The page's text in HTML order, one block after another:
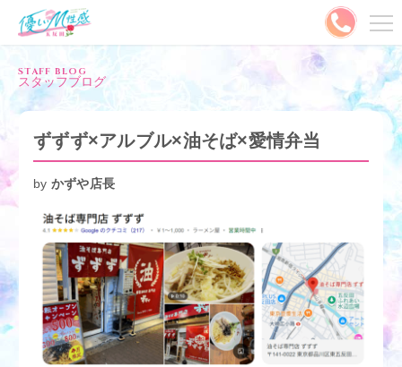
MENU
ご予約はこちら
出勤情報
料金システム 写メ日記
割引情報 ランキング
口コミ コスプレ
動画 やさMとは？
STAFF BLOG
スタッフブログ
ずずず×アルブル×油そば×愛情弁当
by かずや店長